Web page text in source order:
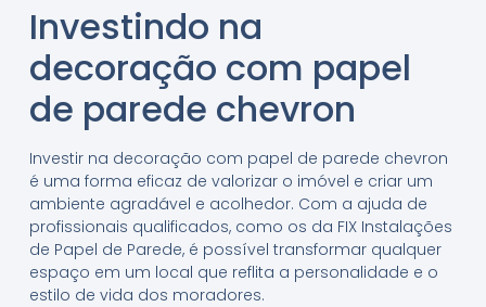
Investindo na
decoração com papel
de parede chevron
Investir na decoração com papel de parede chevron
é uma forma eficaz de valorizar o imóvel e criar um
ambiente agradável e acolhedor. Com a ajuda de
profissionais qualificados, como os da FIX Instalações
de Papel de Parede, é possível transformar qualquer
espaço em um local que reflita a personalidade e o
estilo de vida dos moradores.